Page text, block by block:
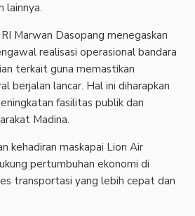
lainnya.
Marwan Dasopang menegaskan
realisasi operasional bandara
terkait guna memastikan
berjalan lancar. Hal ini diharapkan
fasilitas publik dan
Madina.
kehadiran maskapai Lion Air
pertumbuhan ekonomi di
transportasi yang lebih cepat dan